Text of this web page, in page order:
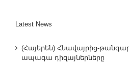
Latest News
(Հայերեն) Հնավայրից-
ապագա դիզայներները